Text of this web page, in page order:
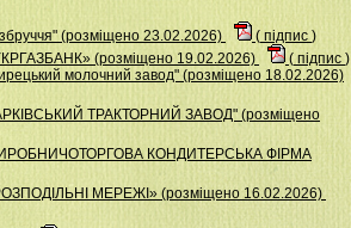
(розміщено 23.02.2026)
( підпис )
(розміщено 19.02.2026)
( підпис )
молочний завод" (розміщено 18.02.2026)
ТРАКТОРНИЙ ЗАВОД" (розміщено
КОНДИТЕРСЬКА ФІРМА
МЕРЕЖІ» (розміщено 16.02.2026)